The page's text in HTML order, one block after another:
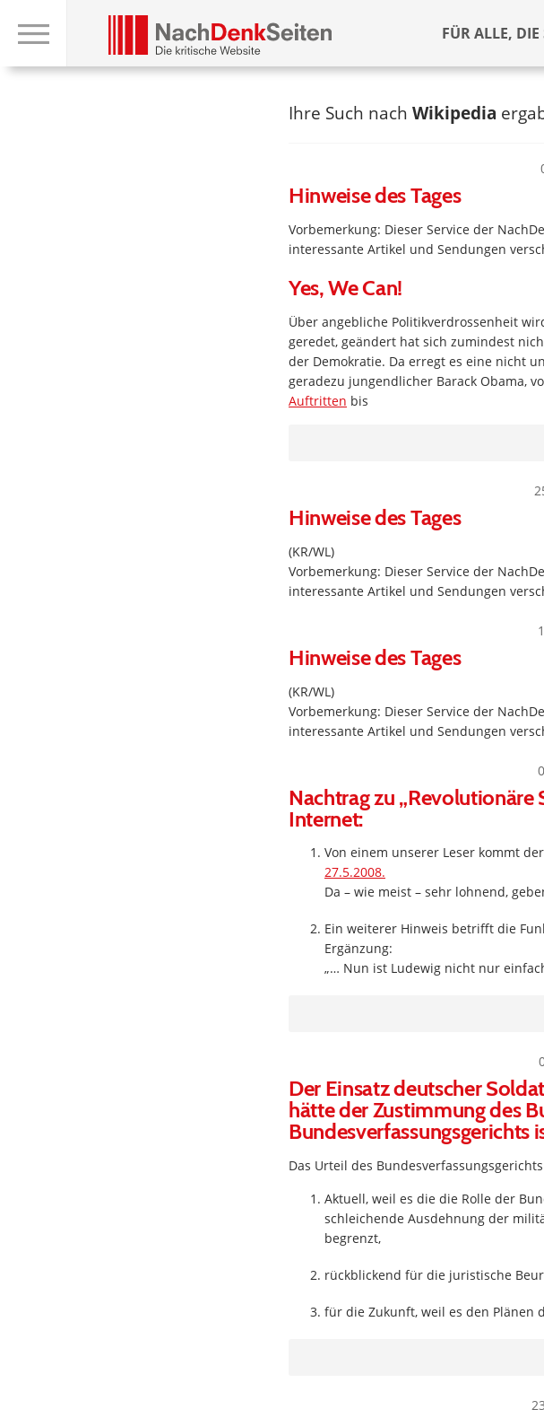
FÜR ALLE,
Ihre Such nach Wikipedia
Hinweise des Tages
Vorbemerkung: Dieser Service der
interessante Artikel und Sendungen
Yes, We Can!
Über angebliche Politikverdrossenheit
geredet, geändert hat sich zumindest
der Demokratie. Da erregt es eine nicht
geradezu jungendlicher Barack Obama,
Auftritten bis
Hinweise des Tages
(KR/WL)
Vorbemerkung: Dieser Service der
interessante Artikel und Sendungen
Hinweise des Tages
(KR/WL)
Vorbemerkung: Dieser Service der
interessante Artikel und Sendungen
Nachtrag zu „Revolutionäre
Internet:
Von einem unserer Leser kommt
27.5.2008.
Da – wie meist – sehr lohnend,
Ein weiterer Hinweis betrifft die
Ergänzung:
„… Nun ist Ludewig nicht nur
Der Einsatz deutscher
hätte der Zustimmung des
Bundesverfassungsgerichts
Das Urteil des
Aktuell, weil es die die Rolle der
schleichende Ausdehnung der
begrenzt,
rückblickend für die juristische
für die Zukunft, weil es den Plänen